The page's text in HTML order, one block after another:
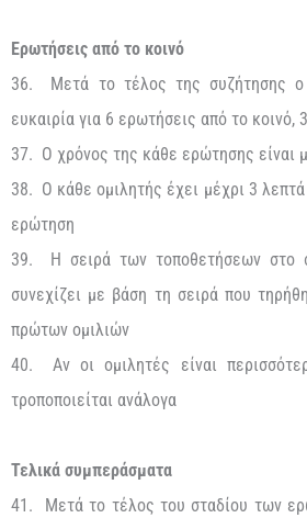
Ερωτήσεις από το κοινό
36. Μετά το τέλος της συζήτησης ο
ευκαιρία για 6 ερωτήσεις από το κοινό,
37. Ο χρόνος της κάθε ερώτησης είναι
38. Ο κάθε ομιλητής έχει μέχρι 3
ερώτηση
39. Η σειρά των τοποθετήσεων στο
συνεχίζει με βάση τη σειρά που
πρώτων ομιλιών
40. Αν οι ομιλητές είναι
τροποποιείται ανάλογα
Τελικά συμπεράσματα
41. Μετά το τέλος του σταδίου των